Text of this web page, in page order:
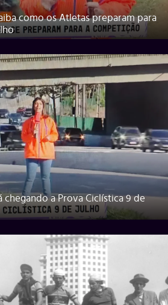
como os Atletas preparam para
chegando a Prova Ciclística 9 de